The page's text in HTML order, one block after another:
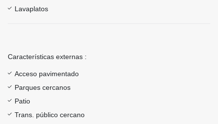
Lavaplatos
Características externas :
Acceso pavimentado
Parques cercanos
Patio
Trans. público cercano